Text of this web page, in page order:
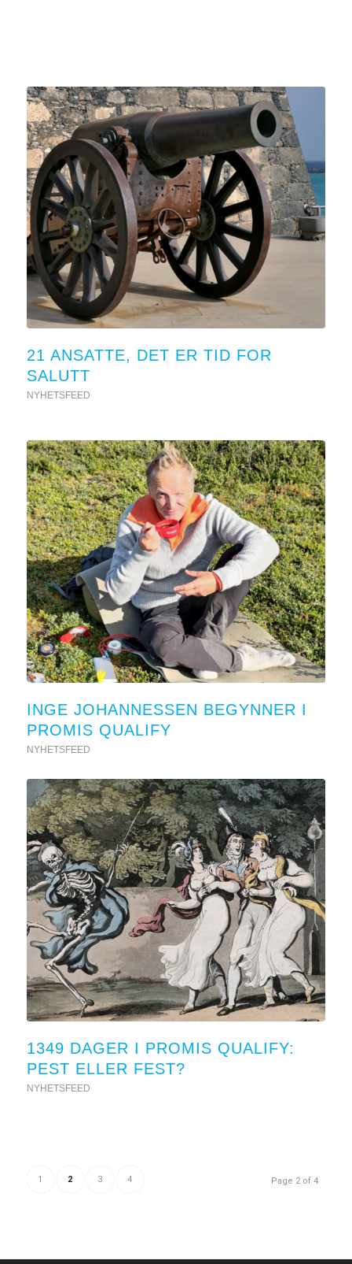
21 ANSATTE, DET ER TID FOR
SALUTT
NYHETSFEED
INGE JOHANNESSEN BEGYNNER I
PROMIS QUALIFY
NYHETSFEED
1349 DAGER I PROMIS QUALIFY:
PEST ELLER FEST?
NYHETSFEED
Page 2 of 4
1 2 3 4